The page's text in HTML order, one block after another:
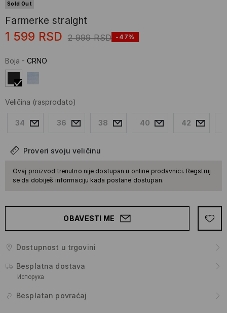
Sold Out
Farmerke straight
1 599 RSD 2 999 RSD -47%
Boja - CRNO
Veličina (rasprodato)
34 36 38 40 42
Proveri svoju veličinu
Ovaj proizvod trenutno nije dostupan u online prodavnici. Regstruj
se da dobiješ informaciju kada postane dostupan.
OBAVESTI ME
Dostupnost u trgovini
Besplatna dostava
Испорука
Besplatan povraćaj